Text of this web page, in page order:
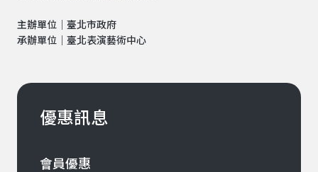
主辦單位｜臺北市政府
承辦單位｜臺北表演藝術中心
優惠訊息
會員優惠